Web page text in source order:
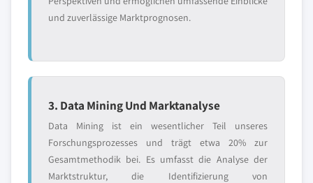
und zuverlässige Marktprognosen.
3. Data Mining Und Marktanalyse
Data Mining ist ein wesentlicher Teil unseres
Forschungsprozesses und trägt etwa 20% zur
Gesamtmethodik bei. Es umfasst die Analyse der
Marktstruktur, die Identifizierung von